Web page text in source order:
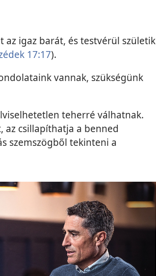
az igaz barát, és testvérül születik
17:17).
vannak, szükségünk
teherré válhatnak.
az csillapíthatja a benned
szemszögből tekinteni a